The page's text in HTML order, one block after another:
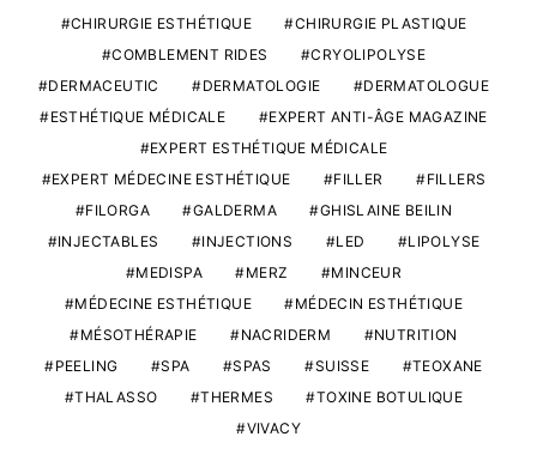
CHIRURGIE ESTHÉTIQUE
CHIRURGIE PLASTIQUE
COMBLEMENT RIDES
CRYOLIPOLYSE
DERMACEUTIC
DERMATOLOGIE
DERMATOLOGUE
ESTHÉTIQUE MÉDICALE
EXPERT ANTI-ÂGE MAGAZINE
EXPERT ESTHÉTIQUE MÉDICALE
EXPERT MÉDECINE ESTHÉTIQUE
FILLER
FILLERS
FILORGA
GALDERMA
GHISLAINE BEILIN
INJECTABLES
INJECTIONS LED
LIPOLYSE
MEDISPA
MERZ
MINCEUR
MÉDECINE ESTHÉTIQUE
MÉDECIN ESTHÉTIQUE
MÉSOTHÉRAPIE
NACRIDERM
NUTRITION
PEELING
SPA SPAS SUISSE
TEOXANE
THALASSO
THERMES
TOXINE BOTULIQUE
VIVACY